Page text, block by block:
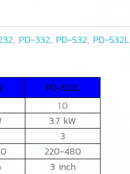
, PD-332, PD-532, PD-532L
PD-532L
1.0
3.7 kW
3
220-480
3 inch